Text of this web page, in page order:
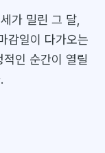
가 밀린 그 달,
감일이 다가오는
인 순간이 열릴